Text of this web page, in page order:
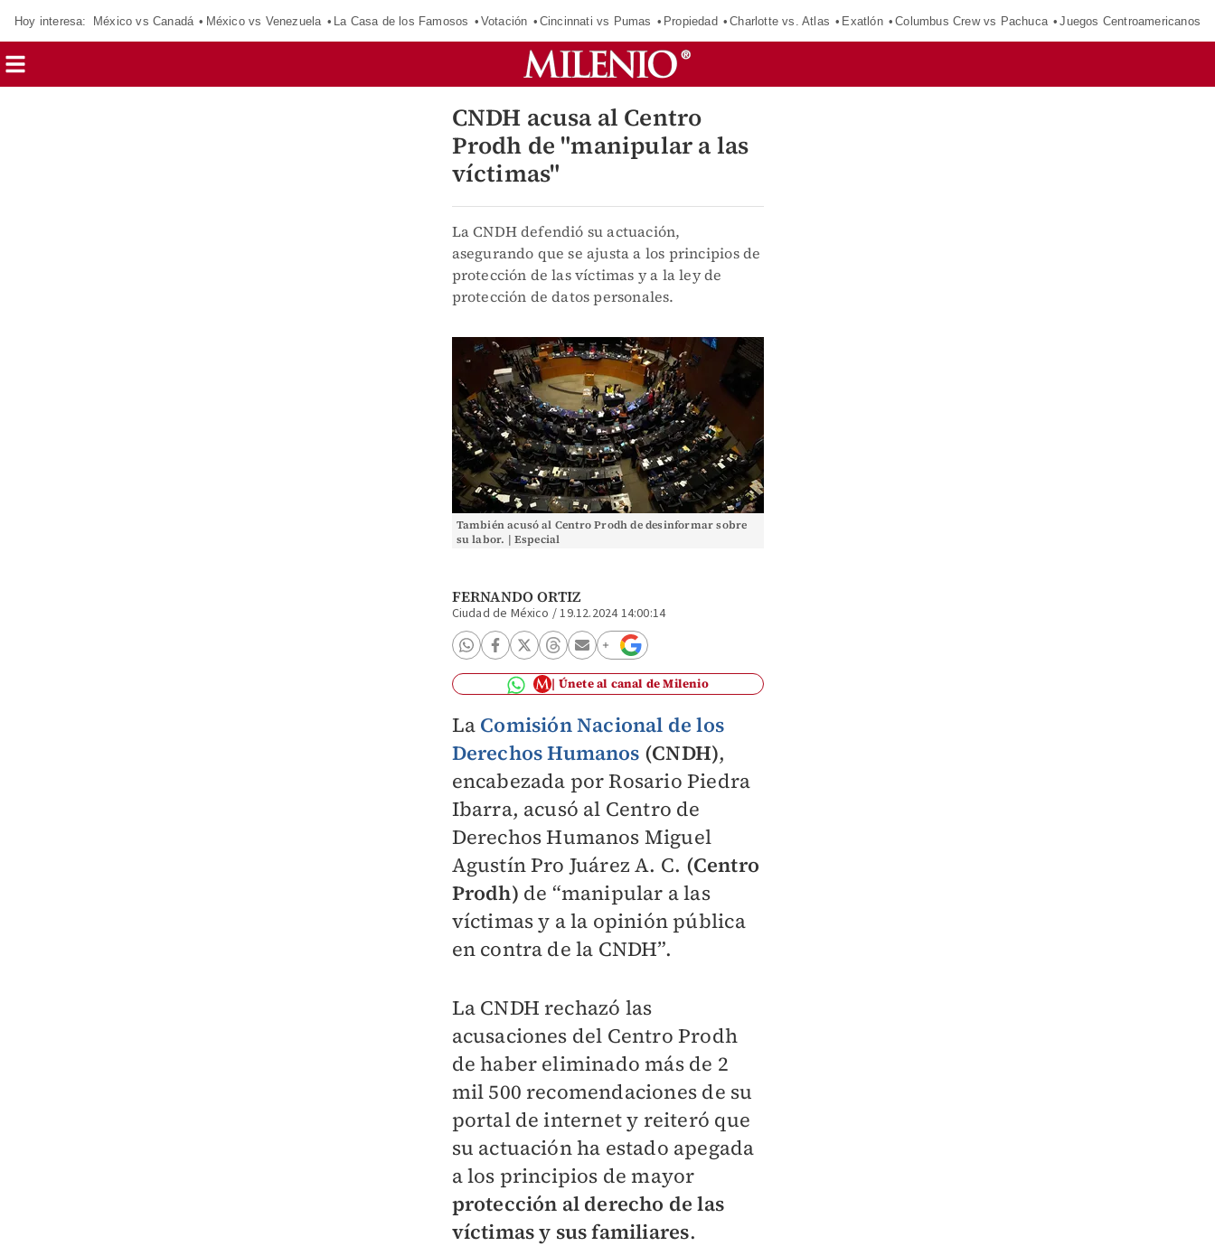
Hoy interesa: México vs Canadá México vs Venezuela La Casa de los Famosos Votación Cincinnati vs Pumas Propiedad Charlotte vs. Atlas Exatlón Columbus Crew vs Pachuca Juegos Centroamericanos
CNDH acusa al Centro
Prodh de "manipular a las
víctimas"
La CNDH defendió su actuación,
asegurando que se ajusta a los principios de
protección de las víctimas y a la ley de
protección de datos personales.
También acusó al Centro Prodh de desinformar sobre
su labor. | Especial
FERNANDO ORTIZ
Ciudad de México /19.12.2024 14:00:14
Únete al canal de Milenio
La Comisión Nacional de los
Derechos Humanos (CNDH),
encabezada por Rosario Piedra
Ibarra, acusó al Centro de
Derechos Humanos Miguel
Agustín Pro Juárez A. C. (Centro
Prodh) de “manipular a las
víctimas y a la opinión pública
en contra de la CNDH”.
La CNDH rechazó las
acusaciones del Centro Prodh
de haber eliminado más de 2
mil 500 recomendaciones de su
portal de internet y reiteró que
su actuación ha estado apegada
a los principios de mayor
protección al derecho de las
víctimas y sus familiares.